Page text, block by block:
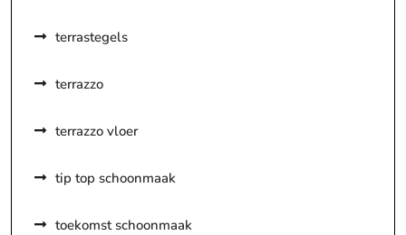
terrastegels
terrazzo
terrazzo vloer
tip top schoonmaak
toekomst schoonmaak